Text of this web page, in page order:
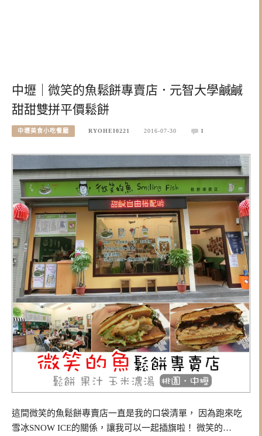
中壢｜微笑的魚鬆餅專賣店．元智大學鹹鹹
甜甜雙拼平價鬆餅
中壢美食小吃餐廳 RYOHEI0221 2016-07-30 1
這間微笑的魚鬆餅專賣店一直是我的口袋清單， 因為跑來吃
雪冰SNOW ICE的關係，讓我可以一起插旗啦！ 微笑的…